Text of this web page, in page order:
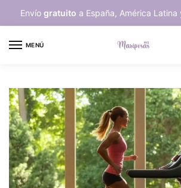
Envío gratuito a España, América
MENÚ